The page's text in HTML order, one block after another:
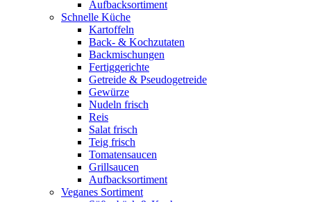
Aufbacksortiment
Schnelle Küche
Kartoffeln
Back- & Kochzutaten
Backmischungen
Fertiggerichte
Getreide & Pseudogetreide
Gewürze
Nudeln frisch
Reis
Salat frisch
Teig frisch
Tomatensaucen
Grillsaucen
Aufbacksortiment
Veganes Sortiment